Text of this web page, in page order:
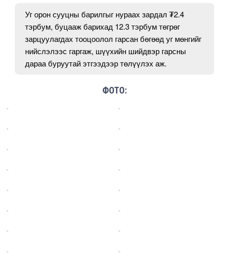
Уг орон сууцны барилгыг нураах зардал ₮2.4
тэрбум, буцааж барихад 12.3 тэрбум төгрөг
зарцуулагдах тооцоолол гарсан бөгөөд уг мөнгийг
нийслэлээс гаргаж, шүүхийн шийдвэр гарсны
дараа буруутай этгээдээр төлүүлэх аж.
ФОТО: